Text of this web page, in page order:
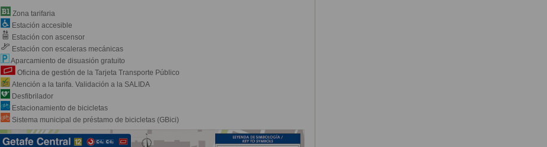
Zona tarifaria
Estación accesible
Estación con ascensor
Estación con escaleras mecánicas
Aparcamiento de disuasión gratuito
Oficina de gestión de la Tarjeta Transporte Público
Atención a la tarifa. Validación a la SALIDA
Desfibrilador
Estacionamiento de bicicletas
Sistema municipal de préstamo de bicicletas (GBici)